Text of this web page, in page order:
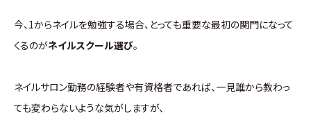
今、1からネイルを勉強する場合、とっても重要な最初の関門になって
くるのがネイルスクール選び。
ネイルサロン勤務の経験者や有資格者であれば、一見誰から教わっ
ても変わらないような気がしますが、